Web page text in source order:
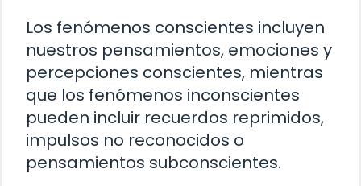
Los fenómenos conscientes incluyen
nuestros pensamientos, emociones y
percepciones conscientes, mientras
que los fenómenos inconscientes
pueden incluir recuerdos reprimidos,
impulsos no reconocidos o
pensamientos subconscientes.